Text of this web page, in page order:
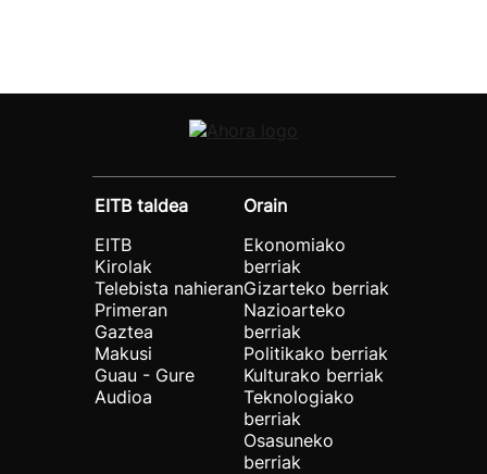
EITB taldea
EITB
Kirolak
Telebista nahieran
Primeran
Gaztea
Makusi
Guau - Gure
Audioa
Orain
Ekonomiako
berriak
Gizarteko berriak
Nazioarteko
berriak
Politikako berriak
Kulturako berriak
Teknologiako
berriak
Osasuneko
berriak